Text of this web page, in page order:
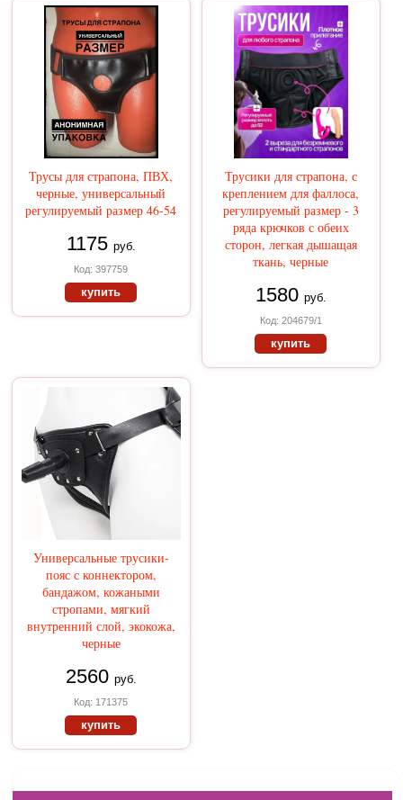
Трусы для страпона, ПВХ,
черные, универсальный
регулируемый размер 46-54
1175 руб.
Код: 397759
купить
Трусики для страпона, с
креплением для фаллоса,
регулируемый размер - 3
ряда крючков с обеих
сторон, легкая дышащая
ткань, черные
1580 руб.
Код: 204679/1
купить
Универсальные трусики-
пояс с коннектором,
бандажом, кожаными
стропами, мягкий
внутренний слой, экокожа,
черные
2560 руб.
Код: 171375
купить